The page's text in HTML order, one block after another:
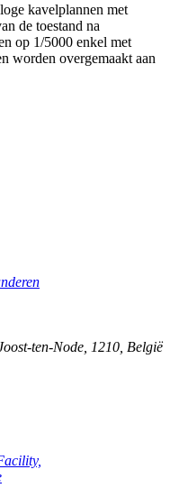
kavelplannen met
de toestand na
op 1/5000 enkel met
worden overgemaakt aan
ten-Node 1210 België